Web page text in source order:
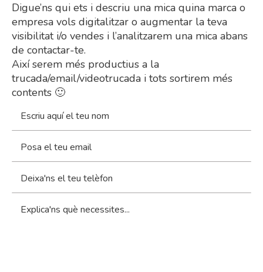
Digue’ns qui ets i descriu una mica quina marca o
empresa vols digitalitzar o augmentar la teva
visibilitat i/o vendes i l’analitzarem una mica abans
de contactar-te.
Així serem més productius a la
trucada/email/videotrucada i tots sortirem més
contents 🙂